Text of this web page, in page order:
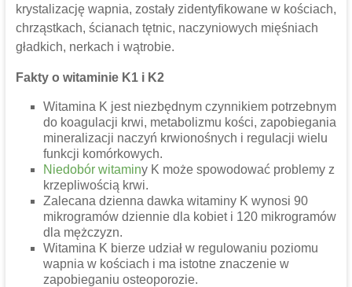
krystalizację wapnia, zostały zidentyfikowane w kościach,
chrząstkach, ścianach tętnic, naczyniowych mięśniach
gładkich, nerkach i wątrobie.
Fakty o witaminie K1 i K2
Witamina K jest niezbędnym czynnikiem potrzebnym
do koagulacji krwi, metabolizmu kości, zapobiegania
mineralizacji naczyń krwionośnych i regulacji wielu
funkcji komórkowych.
Niedobór witaminy K może spowodować problemy z
krzepliwością krwi.
Zalecana dzienna dawka witaminy K wynosi 90
mikrogramów dziennie dla kobiet i 120 mikrogramów
dla mężczyzn.
Witamina K bierze udział w regulowaniu poziomu
wapnia w kościach i ma istotne znaczenie w
zapobieganiu osteoporozie.